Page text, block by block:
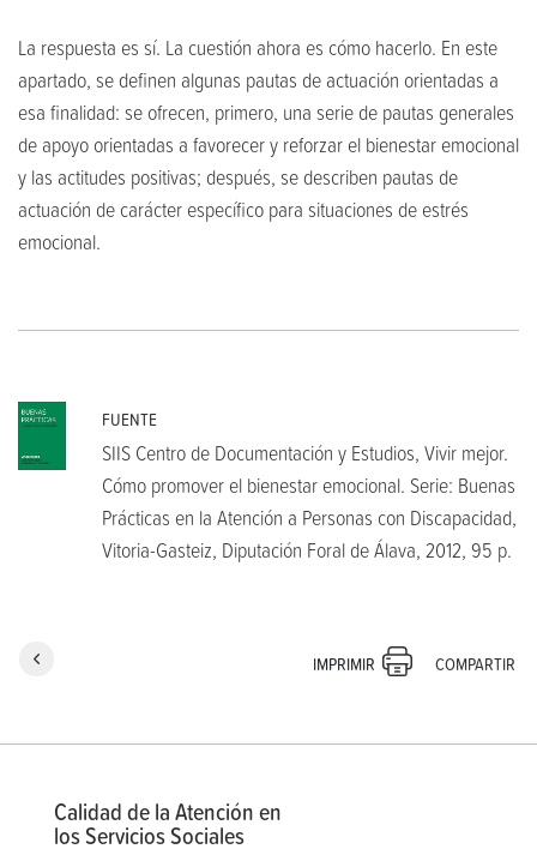
La respuesta es sí. La cuestión ahora es cómo hacerlo. En este
apartado, se definen algunas pautas de actuación orientadas a
esa finalidad: se ofrecen, primero, una serie de pautas generales
de apoyo orientadas a favorecer y reforzar el bienestar emocional
y las actitudes positivas; después, se describen pautas de
actuación de carácter específico para situaciones de estrés
emocional.
FUENTE
SIIS Centro de Documentación y Estudios, Vivir mejor.
Cómo promover el bienestar emocional. Serie: Buenas
Prácticas en la Atención a Personas con Discapacidad,
Vitoria-Gasteiz, Diputación Foral de Álava, 2012, 95 p.
IMPRIMIR COMPARTIR
Calidad de la Atención en
los Servicios Sociales